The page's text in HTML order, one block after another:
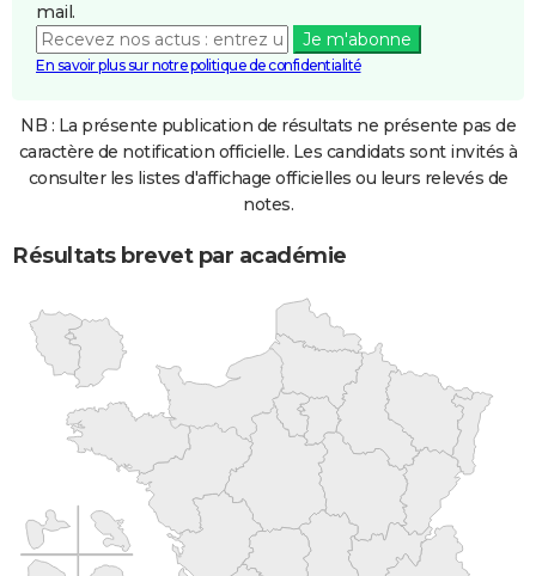
mail.
Je m'abonne
En savoir plus sur notre politique de confidentialité
NB : La présente publication de résultats ne présente pas de
caractère de notification officielle. Les candidats sont invités à
consulter les listes d'affichage officielles ou leurs relevés de
notes.
Résultats brevet par académie